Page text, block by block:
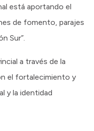
está aportando el
de fomento, parajes
Sur”.
a través de la
el fortalecimiento y
y la identidad